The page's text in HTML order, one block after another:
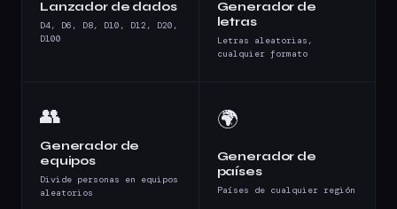
Lanzador de dados
D4, D6, D8, D10, D12, D20,
D100
Generador de
letras
Letras aleatorias,
cualquier formato
👥
Generador de
equipos
Divide personas en equipos
aleatorios
🌍
Generador de
países
Países de cualquier región